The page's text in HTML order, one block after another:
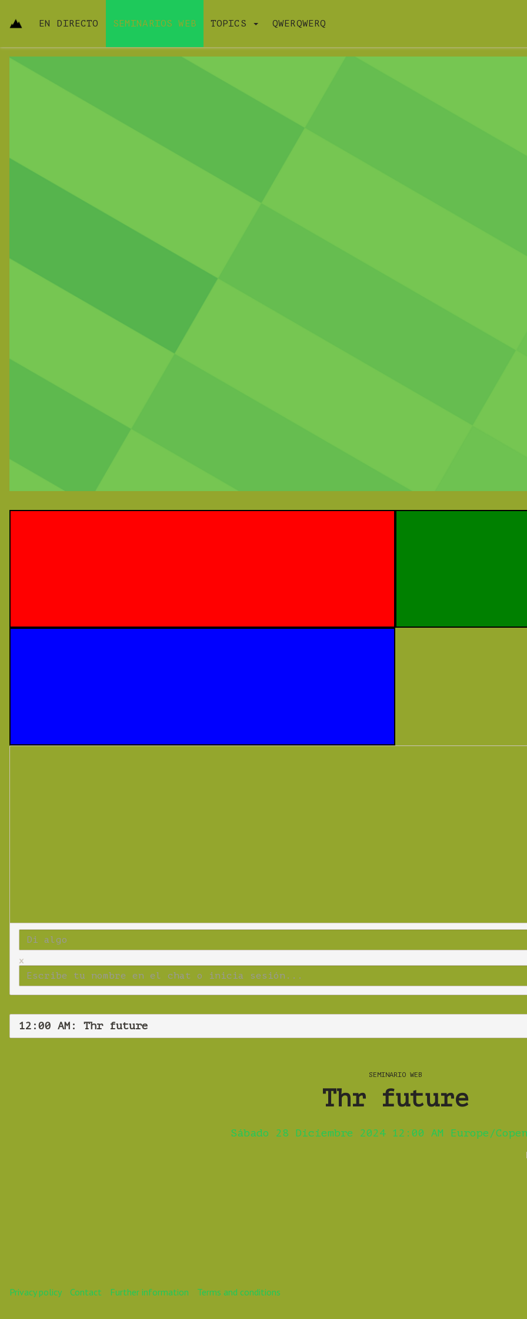
EN DIRECTO SEMINARIOS WEB TOPICS QWERQWERQ
x
12:00 AM: Thr future
SEMINARIO WEB
Thr future
Sábado 28 Diciembre 2024 12:00 AM Europe/
Privacy policy Contact Further information Terms and conditions